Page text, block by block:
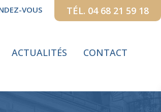
VOUS TÉL. 04 68 21 59 18
ACTUALITÉS CONTACT